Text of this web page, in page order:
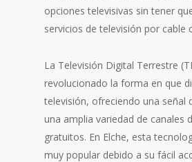
opciones televisivas sin tener
servicios de televisión por cable
La Televisión Digital Terrestre
revolucionado la forma en que
televisión, ofreciendo una señal
una amplia variedad de canales
gratuitos. En Elche, esta
muy popular debido a su fácil